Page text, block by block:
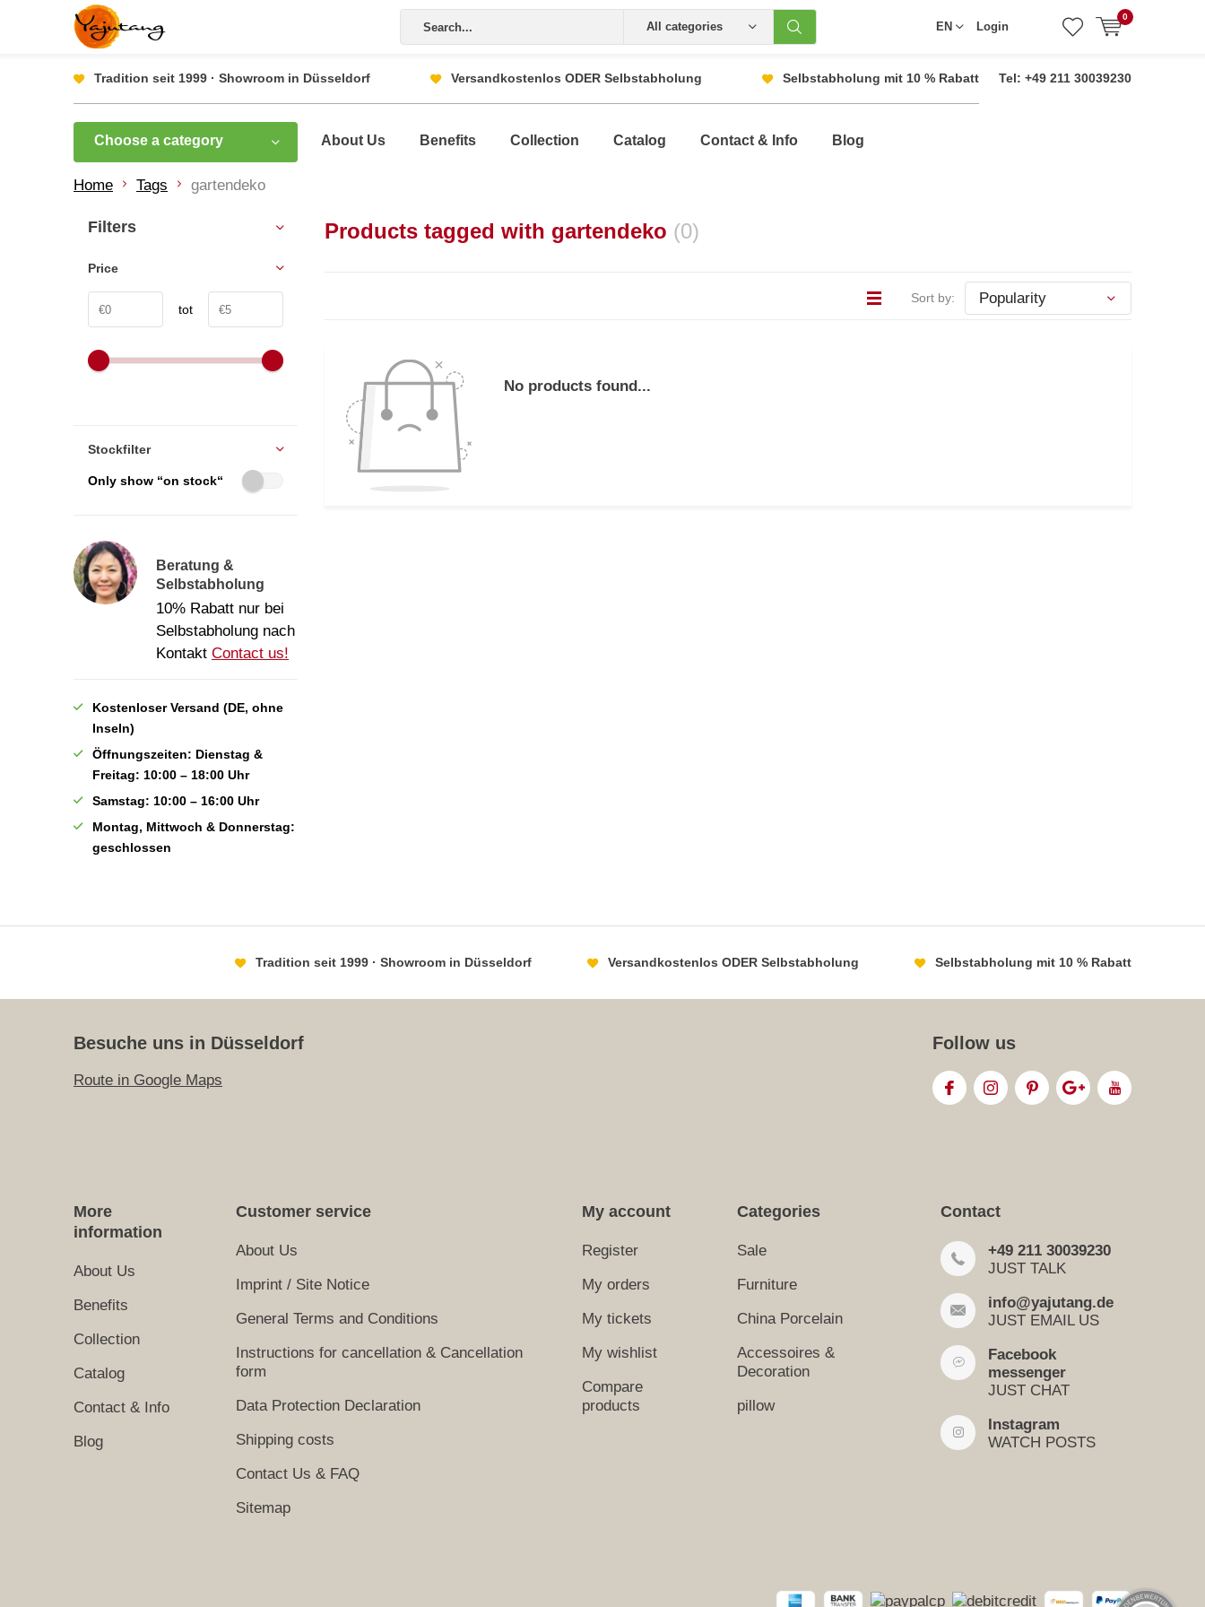
All categories EN Login
0
Tradition seit 1999 · Showroom in Düsseldorf Versandkostenlos ODER Selbstabholung Selbstabholung mit 10 % Rabatt Tel: +49 211 30039230
Choose a category About Us Benefits Collection Catalog Contact & Info Blog
Home Tags gartendeko
Products tagged with gartendeko (0)
Sort by:
No products found...
Filters
Price
tot
Stockfilter
Only show “on stock“
Beratung &
Selbstabholung
10% Rabatt nur bei
Selbstabholung nach
Kontakt Contact us!
Kostenloser Versand (DE, ohne
Inseln)
Öffnungszeiten: Dienstag &
Freitag: 10:00 – 18:00 Uhr
Samstag: 10:00 – 16:00 Uhr
Montag, Mittwoch & Donnerstag:
geschlossen
Tradition seit 1999 · Showroom in Düsseldorf Versandkostenlos ODER Selbstabholung Selbstabholung mit 10 % Rabatt
Besuche uns in Düsseldorf
Route in Google Maps
Follow us
More
information
About Us
Benefits
Collection
Catalog
Contact & Info
Blog
Customer service
About Us
Imprint / Site Notice
General Terms and Conditions
Instructions for cancellation & Cancellation
form
Data Protection Declaration
Shipping costs
Contact Us & FAQ
Sitemap
My account
Register
My orders
My tickets
My wishlist
Compare
products
Categories
Sale
Furniture
China Porcelain
Accessoires &
Decoration
pillow
Contact
+49 211 30039230
JUST TALK
info@yajutang.de
JUST EMAIL US
Facebook
messenger
JUST CHAT
Instagram
WATCH POSTS